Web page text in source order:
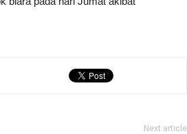
Next article